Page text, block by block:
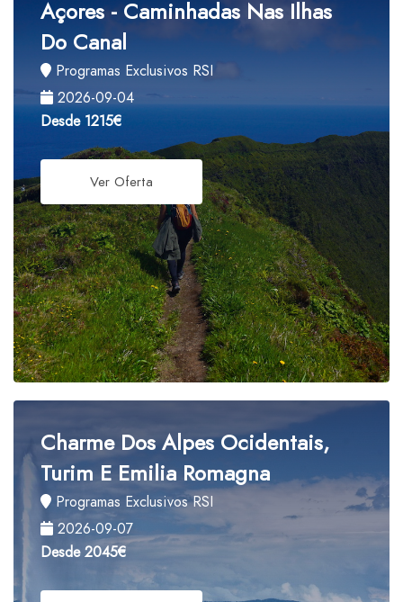
Açores - Caminhadas Nas Ilhas
Do Canal
Programas Exclusivos RSI
2026-09-04
Desde 1215€
Ver Oferta
Charme Dos Alpes Ocidentais,
Turim E Emilia Romagna
Programas Exclusivos RSI
2026-09-07
Desde2045€